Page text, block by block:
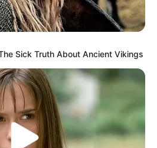
Sick Truth About Ancient Vikings